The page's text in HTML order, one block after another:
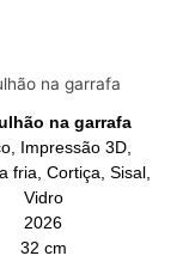
na garrafa
Impressão 3D,
fria, Cortiça, Sisal,
Vidro
2026
32 cm